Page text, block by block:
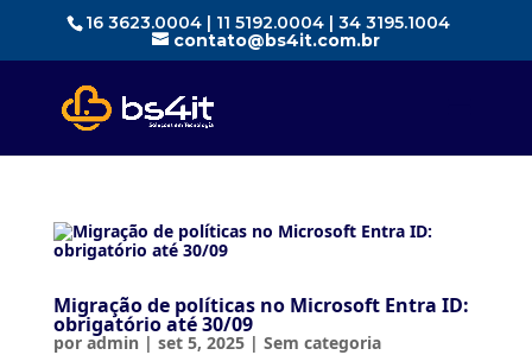
16 3623.0004 | 11 5192.0004 | 34 3195.1004
contato@bs4it.com.br
Migração de políticas no Microsoft Entra ID:
obrigatório até 30/09
por admin | set 5, 2025| Sem categoria